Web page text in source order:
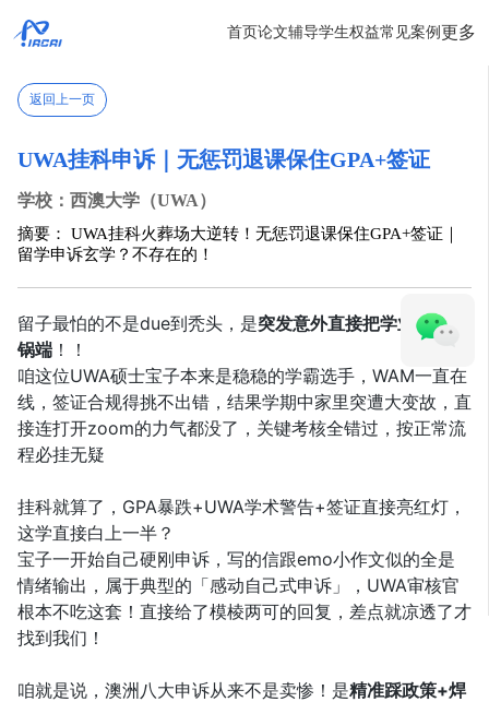
首页论文辅导学生权益常见案例 更多
返回上一页
UWA挂科申诉｜无惩罚退课保住GPA+签证
学校：西澳大学（UWA）
摘要： UWA挂科火葬场大逆转！无惩罚退课保住GPA+签证｜
留学申诉玄学？不存在的！
留子最怕的不是due到秃头，是突发意外直接把学业签证一
锅端 ！！
咱这位UWA硕士宝子本来是稳稳的学霸选手，WAM一直在
线，签证合规得挑不出错，结果学期中家里突遭大变故，直
接连打开zoom的力气都没了，关键考核全错过，按正常流
程必挂无疑
挂科就算了，GPA暴跌+UWA学术警告+签证直接亮红灯，
这学直接白上一半？
宝子一开始自己硬刚申诉，写的信跟emo小作文似的全是
情绪输出，属于典型的「感动自己式申诉」，UWA审核官
根本不吃这套！直接给了模棱两可的回复，差点就凉透了才
找到我们！
咱就是说，澳洲八大申诉从来不是卖惨！是精准踩政策+焊